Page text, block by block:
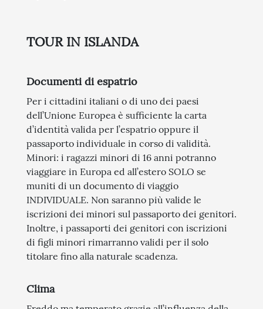
TOUR IN ISLANDA
Documenti di espatrio
Per i cittadini italiani o di uno dei paesi
dell’Unione Europea è sufficiente la carta
d’identità valida per l’espatrio oppure il
passaporto individuale in corso di validità.
Minori: i ragazzi minori di 16 anni potranno
viaggiare in Europa ed all’estero SOLO se
muniti di un documento di viaggio
INDIVIDUALE. Non saranno più valide le
iscrizioni dei minori sul passaporto dei genitori.
Inoltre, i passaporti dei genitori con iscrizioni
di figli minori rimarranno validi per il solo
titolare fino alla naturale scadenza.
Clima